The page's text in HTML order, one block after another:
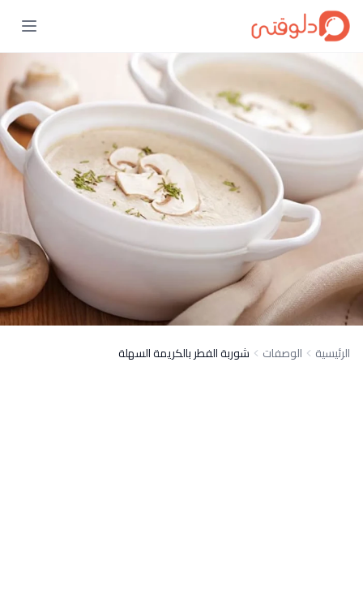
الرئيسية الوصفات شوربة الفطر بالكريمة السهلة